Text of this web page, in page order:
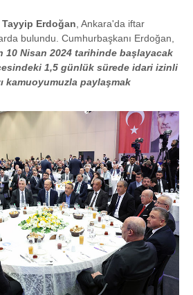
Tayyip Erdoğan, Ankara'da iftar
bulundu. Cumhurbaşkanı Erdoğan,
10 Nisan 2024 tarihinde başlayacak
1,5 günlük sürede idari izinli
kamuoyumuzla paylaşmak